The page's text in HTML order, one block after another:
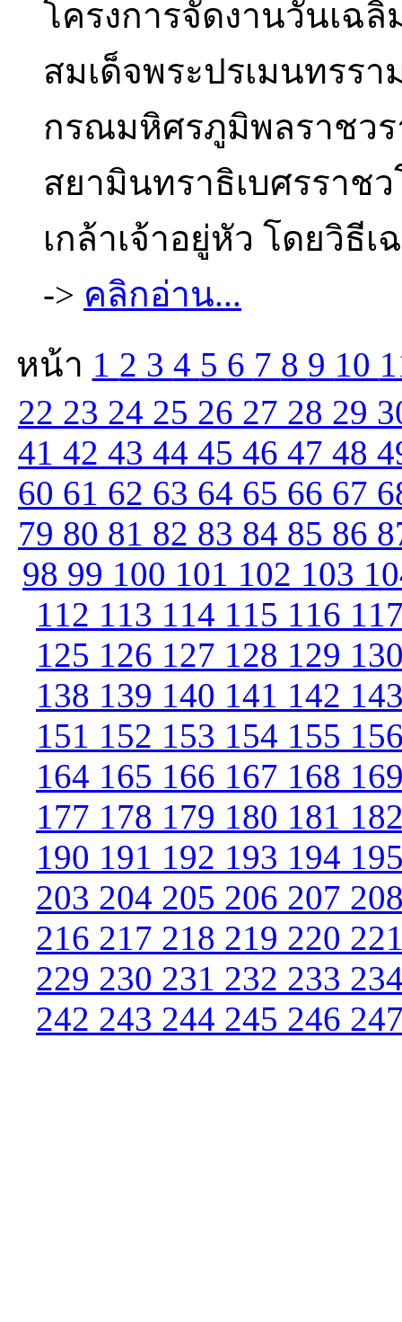
โครงการจัดงานวันเฉ
สมเด็จพระปรเมนทรร
กรณมหิศรภูมิพลราชว
สยามินทราธิเบศรราช
เกล้าเจ้าอยู่หัว โดยวิธีเ
-> คลิกอ่าน...
หน้า 1 2 3 4 5 6 7 8 9 10
22 23 24 25 26 27 28 29
41 42 43 44 45 46 47 48
60 61 62 63 64 65 66 67
79 80 81 82 83 84 85 86
98 99 100 101 102 103
112 113 114 115 116
125 126 127 128 129
138 139 140 141 142
151 152 153 154 155
164 165 166 167 168
177 178 179 180 181
190 191 192 193 194
203 204 205 206 207
216 217 218 219 220
229 230 231 232 233
242 243 244 245 246